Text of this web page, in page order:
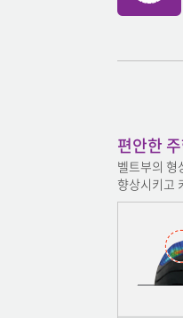
편안한
벨트부의 형
향상시키고